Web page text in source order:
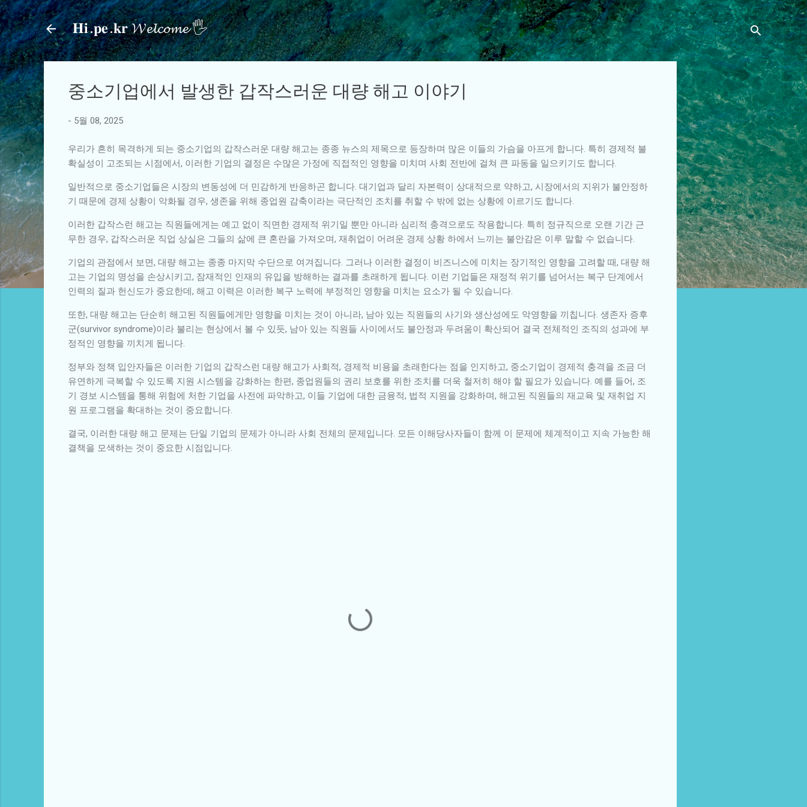
기본 콘텐츠로 건너뛰기
𝐇𝐢.𝐩𝐞.𝐤𝐫 𝓦𝓮𝓵𝓬𝓸𝓶𝓮 🖐
중소기업에서 발생한 갑작스러운 대량 해고 이야기
- 5월 08, 2025
우리가 흔히 목격하게 되는 중소기업의 갑작스러운 대량 해고는 종종 뉴스의 제목으로 등장하며 많은 이들의 가슴을 아프게 합니다. 특히 경제적 불
확실성이 고조되는 시점에서, 이러한 기업의 결정은 수많은 가정에 직접적인 영향을 미치며 사회 전반에 걸쳐 큰 파동을 일으키기도 합니다.
일반적으로 중소기업들은 시장의 변동성에 더 민감하게 반응하곤 합니다. 대기업과 달리 자본력이 상대적으로 약하고, 시장에서의 지위가 불안정하
기 때문에 경제 상황이 악화될 경우, 생존을 위해 종업원 감축이라는 극단적인 조치를 취할 수 밖에 없는 상황에 이르기도 합니다.
이러한 갑작스런 해고는 직원들에게는 예고 없이 직면한 경제적 위기일 뿐만 아니라 심리적 충격으로도 작용합니다. 특히 정규직으로 오랜 기간 근
무한 경우, 갑작스러운 직업 상실은 그들의 삶에 큰 혼란을 가져오며, 재취업이 어려운 경제 상황 하에서 느끼는 불안감은 이루 말할 수 없습니다.
기업의 관점에서 보면, 대량 해고는 종종 마지막 수단으로 여겨집니다. 그러나 이러한 결정이 비즈니스에 미치는 장기적인 영향을 고려할 때, 대량 해
고는 기업의 명성을 손상시키고, 잠재적인 인재의 유입을 방해하는 결과를 초래하게 됩니다. 이런 기업들은 재정적 위기를 넘어서는 복구 단계에서
인력의 질과 헌신도가 중요한데, 해고 이력은 이러한 복구 노력에 부정적인 영향을 미치는 요소가 될 수 있습니다.
또한, 대량 해고는 단순히 해고된 직원들에게만 영향을 미치는 것이 아니라, 남아 있는 직원들의 사기와 생산성에도 악영향을 끼칩니다. 생존자 증후
군(survivor syndrome)이라 불리는 현상에서 볼 수 있듯, 남아 있는 직원들 사이에서도 불안정과 두려움이 확산되어 결국 전체적인 조직의 성과에 부
정적인 영향을 끼치게 됩니다.
정부와 정책 입안자들은 이러한 기업의 갑작스런 대량 해고가 사회적, 경제적 비용을 초래한다는 점을 인지하고, 중소기업이 경제적 충격을 조금 더
유연하게 극복할 수 있도록 지원 시스템을 강화하는 한편, 종업원들의 권리 보호를 위한 조치를 더욱 철저히 해야 할 필요가 있습니다. 예를 들어, 조
기 경보 시스템을 통해 위험에 처한 기업을 사전에 파악하고, 이들 기업에 대한 금융적, 법적 지원을 강화하며, 해고된 직원들의 재교육 및 재취업 지
원 프로그램을 확대하는 것이 중요합니다.
결국, 이러한 대량 해고 문제는 단일 기업의 문제가 아니라 사회 전체의 문제입니다. 모든 이해당사자들이 함께 이 문제에 체계적이고 지속 가능한 해
결책을 모색하는 것이 중요한 시점입니다.